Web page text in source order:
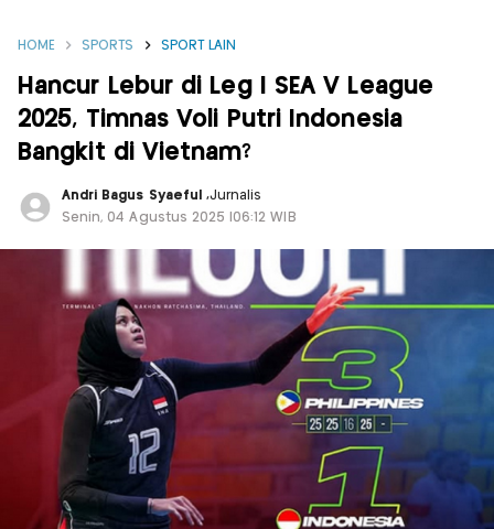
HOME SPORTS SPORT LAIN
Hancur Lebur di Leg I SEA V League
2025, Timnas Voli Putri Indonesia
Bangkit di Vietnam?
Andri Bagus Syaeful ,Jurnalis
Senin, 04 Agustus 2025 |06:12 WIB